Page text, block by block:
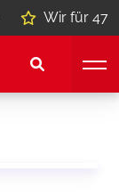
Wir für 47